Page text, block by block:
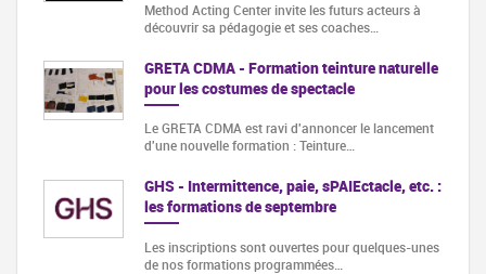
Method Acting Center invite les futurs acteurs à
découvrir sa pédagogie et ses coaches…
GRETA CDMA - Formation teinture naturelle
pour les costumes de spectacle
Le GRETA CDMA est ravi d'annoncer le lancement
d'une nouvelle formation : Teinture…
GHS - Intermittence, paie, sPAIEctacle, etc. :
les formations de septembre
Les inscriptions sont ouvertes pour quelques-unes
de nos formations programmées…